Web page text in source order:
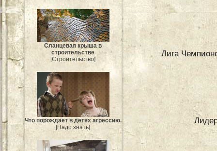
Сланцевая крыша в
строительстве
[Строительство]
Что порождает в детях агрессию.
[Надо знать]
Лига